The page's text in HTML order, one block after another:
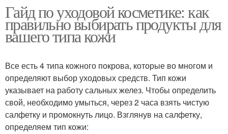
Гайд по уходовой косметике: как
правильно выбирать продукты для
вашего типа кожи
Все есть 4 типа кожного покрова, которые во многом и
определяют выбор уходовых средств. Тип кожи
указывает на работу сальных желез. Чтобы определить
свой, необходимо умыться, через 2 часа взять чистую
салфетку и промокнуть лицо. Взглянув на салфетку,
определяем тип кожи: